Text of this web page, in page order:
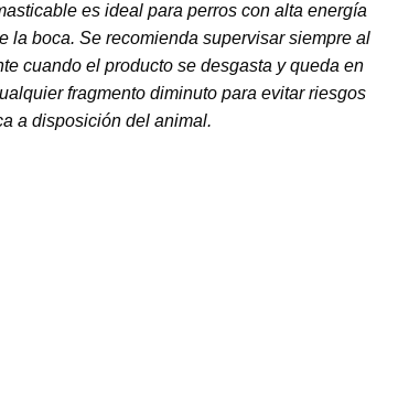
es ideal para perros con alta energía
la boca. Se recomienda supervisar siempre al
cuando el producto se desgasta y queda en
fragmento diminuto para evitar riesgos
a disposición del animal.